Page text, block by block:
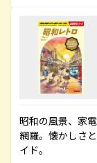
昭和の風景、家
網羅。懐かしさ
イド。